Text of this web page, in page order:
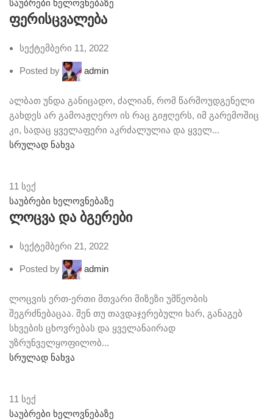
საუბრები ხელოვნებაზე
ფერისცვალება
სექტემბერი 11, 2022
Posted by admin
ალბათ უნდა განიცადო, ძალიან, რომ წარმოუდგენელი
გახდეს არ გამოაჟღერო ის რაც გიჟღერს, იმ გარემოშიც
კი, სადაც ყველაფერი აკრძალულია და ყველ...
სრულად ნახვა
11 სექ
საუბრები ხელოვნებაზე
ლოცვა და ბგერები
სექტემბერი 21, 2022
Posted by admin
ლოცვის ერთ-ერთი მთვარი მიზეზი უმწეობის
შეგრძნებაცაა. შენ თუ თავდაჯერებული ხარ, განაგებ
სხვების ცხოვრებას და ყველანაირად
უზრუნველყოფილობ...
სრულად ნახვა
11 სექ
საუბრები ხელოვნებაზე